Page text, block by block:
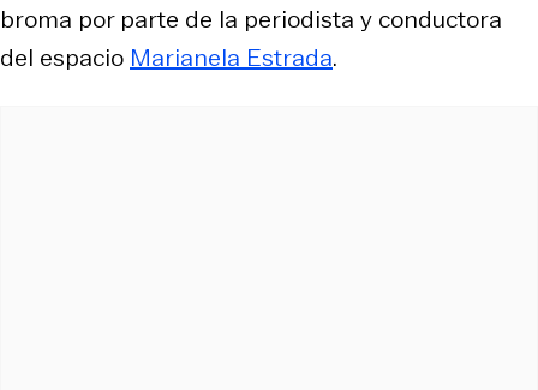
broma por parte de la periodista y conductora
del espacio Marianela Estrada.